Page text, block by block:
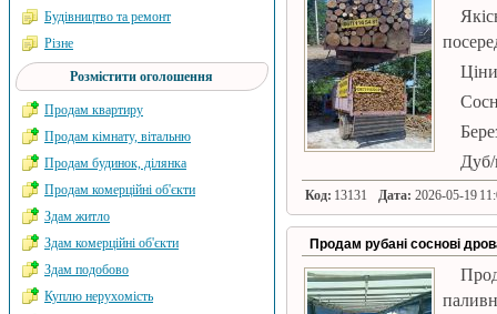
Дуб/
Код: 13131 Дата: 2026-05-19
Продам рубані соснові
Будівництво та ремонт
Різне
Розмістити оголошення
Продам квартиру
Продам кімнату, вітальню
Продам будинок, ділянка
Продам комерційні об'єкти
Здам житло
Здам комерційні об'єкти
Здам подобово
Куплю нерухомість